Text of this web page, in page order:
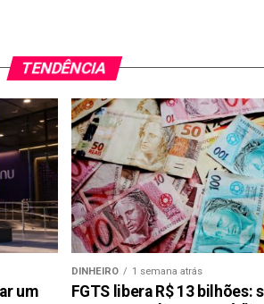
TENDÊNCIA
um
DINHEIRO 1 semana atrás
FGTS libera R$ 13 bilhões: